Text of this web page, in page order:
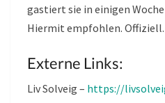
gastiert sie in einigen
Hiermit empfohlen. Offiziell.
Externe Links:
Liv Solveig – https://